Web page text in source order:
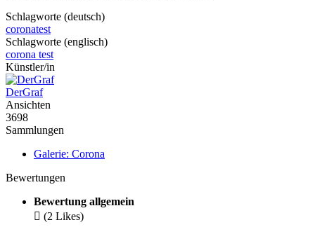
Schlagworte (deutsch)
coronatest
Schlagworte (englisch)
corona test
Künstler/in
DerGraf
Ansichten
3698
Sammlungen
Galerie: Corona
Bewertungen
Bewertung allgemein
 (2 Likes)